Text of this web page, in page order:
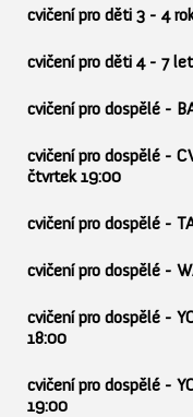
cvičení pro děti 3 - 4
cvičení pro děti 4 - 7
cvičení pro dospělé -
cvičení pro dospělé -
čtvrtek 19:00
cvičení pro dospělé -
cvičení pro dospělé -
cvičení pro dospělé -
18:00
cvičení pro dospělé -
19:00